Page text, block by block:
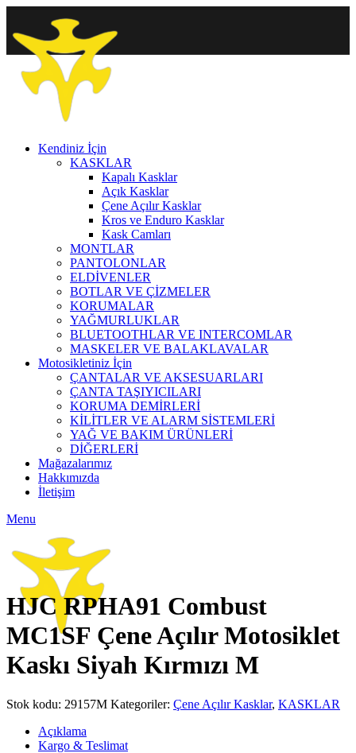
Kendiniz İçin
KASKLAR
Kapalı Kasklar
Açık Kasklar
Çene Açılır Kasklar
Kros ve Enduro Kasklar
Kask Camları
MONTLAR
PANTOLONLAR
ELDİVENLER
BOTLAR VE ÇİZMELER
KORUMALAR
YAĞMURLUKLAR
BLUETOOTHLAR VE INTERCOMLAR
MASKELER VE BALAKLAVALAR
Motosikletiniz İçin
ÇANTALAR VE AKSESUARLARI
ÇANTA TAŞIYICILARI
KORUMA DEMİRLERİ
KİLİTLER VE ALARM SİSTEMLERİ
YAĞ VE BAKIM ÜRÜNLERİ
DİĞERLERİ
Mağazalarımız
Hakkımızda
İletişim
Menu
Click to enlarge
HJC RPHA91 Combust
MC1SF Çene Açılır Motosiklet
Kaskı Siyah Kırmızı M
Stok kodu: 29157M Kategoriler: Çene Açılır Kasklar, KASKLAR
Açıklama
Kargo & Teslimat